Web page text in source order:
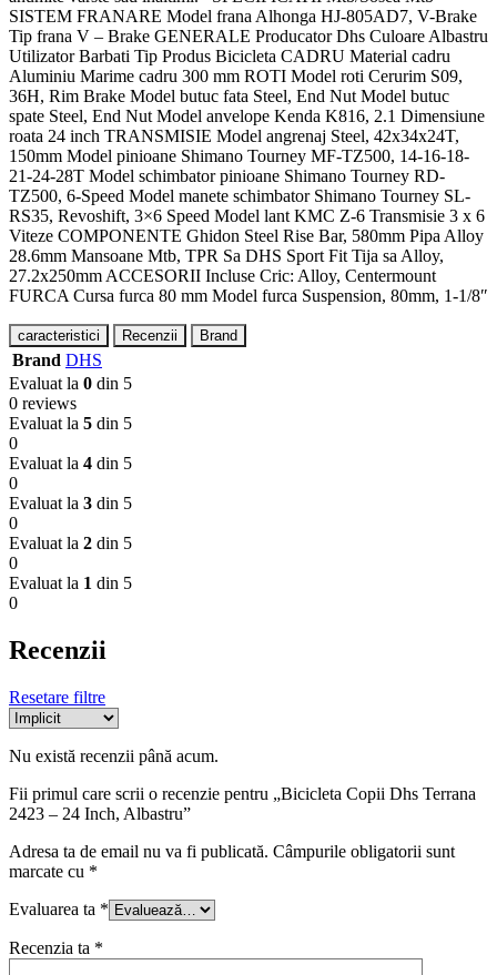
SISTEM FRANARE Model frana Alhonga HJ-805AD7, V-Brake
Tip frana V – Brake GENERALE Producator Dhs Culoare Albastru
Utilizator Barbati Tip Produs Bicicleta CADRU Material cadru
Aluminiu Marime cadru 300 mm ROTI Model roti Cerurim S09,
36H, Rim Brake Model butuc fata Steel, End Nut Model butuc
spate Steel, End Nut Model anvelope Kenda K816, 2.1 Dimensiune
roata 24 inch TRANSMISIE Model angrenaj Steel, 42x34x24T,
150mm Model pinioane Shimano Tourney MF-TZ500, 14-16-18-
21-24-28T Model schimbator pinioane Shimano Tourney RD-
TZ500, 6-Speed Model manete schimbator Shimano Tourney SL-
RS35, Revoshift, 3×6 Speed Model lant KMC Z-6 Transmisie 3 x 6
Viteze COMPONENTE Ghidon Steel Rise Bar, 580mm Pipa Alloy
28.6mm Mansoane Mtb, TPR Sa DHS Sport Fit Tija sa Alloy,
27.2x250mm ACCESORII Incluse Cric: Alloy, Centermount
FURCA Cursa furca 80 mm Model furca Suspension, 80mm, 1-1/8″
caracteristici Recenzii Brand
Brand DHS
Evaluat la 0 din 5
0 reviews
Evaluat la 5 din 5
0
Evaluat la 4 din 5
0
Evaluat la 3 din 5
0
Evaluat la 2 din 5
0
Evaluat la 1 din 5
0
Recenzii
Resetare filtre
Nu există recenzii până acum.
Fii primul care scrii o recenzie pentru „Bicicleta Copii Dhs Terrana
2423 – 24 Inch, Albastru”
Adresa ta de email nu va fi publicată. Câmpurile obligatorii sunt
marcate cu *
Evaluarea ta *
Recenzia ta *